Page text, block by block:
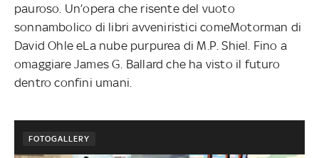
pauroso. Un’opera che risente del vuoto
sonnambolico di libri avveniristici comeMotorman di
David Ohle eLa nube purpurea di M.P. Shiel. Fino a
omaggiare James G. Ballard che ha visto il futuro
dentro confini umani.
FOTOGALLERY